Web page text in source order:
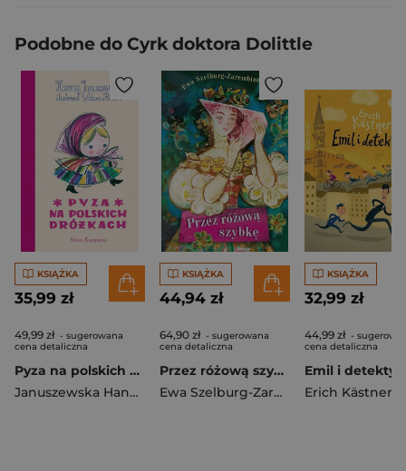
Podobne do Cyrk doktora Dolittle
KSIĄŻKA
35,99 zł
49,99 zł - sugerowana
cena detaliczna
Pyza na polskich dróżkach
Januszewska Hanna
KSIĄŻKA
44,94 zł
64,90 zł - sugerowana
cena detaliczna
Przez różową szybkę
Ewa Szelburg-Zarembina
KSIĄŻKA
32,99 zł
44,99 zł -
cena detaliczna
Emil i
Erich Kästner